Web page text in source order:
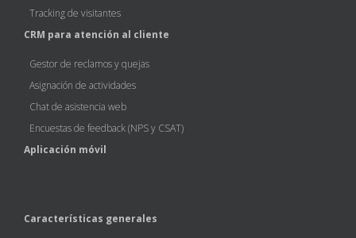
Tracking de visitantes
CRM para atención al cliente
Gestor de reclamos y quejas
Asignación de actividades
Chat de asistencia web
Encuestas de feedback (NPS y CSAT)
Aplicación móvil
Características generales